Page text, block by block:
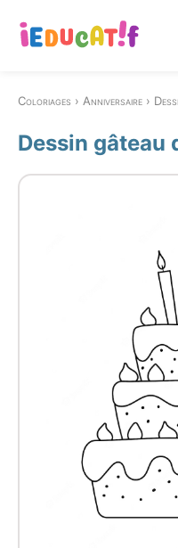
Coloriages Anniversaire
Dessin gâteau